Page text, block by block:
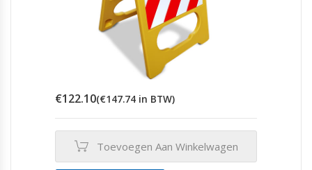
€122.10(€147.74 in BTW)
Toevoegen Aan Winkelwagen